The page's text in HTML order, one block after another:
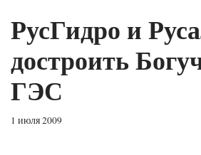
РусГидро и
достроить
ГЭС
1 июля 2009